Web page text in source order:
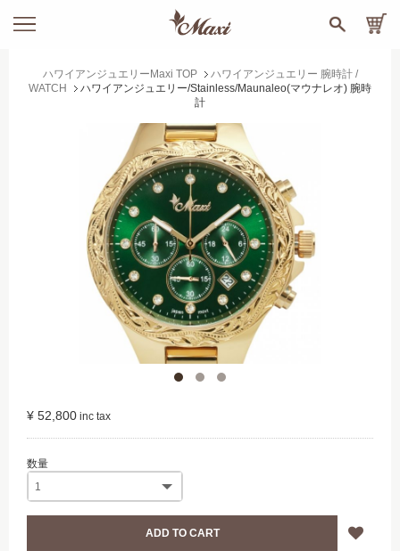
ハワイアンジュエリーMaxi TOP
ハワイアンジュエリー 腕時計 /
WATCH
ハワイアンジュエリー/Stainless/Maunaleo(マウナレオ) 腕時
計
¥ 52,800